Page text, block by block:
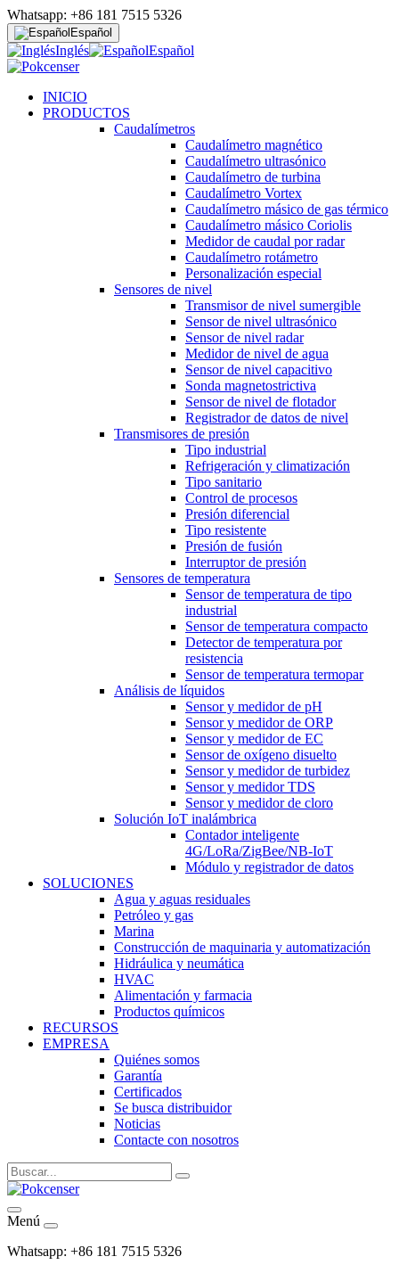
Whatsapp: +86 181 7515 5326
Español
Inglés Español
INICIO
PRODUCTOS
Caudalímetros
Caudalímetro magnético
Caudalímetro ultrasónico
Caudalímetro de turbina
Caudalímetro Vortex
Caudalímetro másico de gas térmico
Caudalímetro másico Coriolis
Medidor de caudal por radar
Caudalímetro rotámetro
Personalización especial
Sensores de nivel
Transmisor de nivel sumergible
Sensor de nivel ultrasónico
Sensor de nivel radar
Medidor de nivel de agua
Sensor de nivel capacitivo
Sonda magnetostrictiva
Sensor de nivel de flotador
Registrador de datos de nivel
Transmisores de presión
Tipo industrial
Refrigeración y climatización
Tipo sanitario
Control de procesos
Presión diferencial
Tipo resistente
Presión de fusión
Interruptor de presión
Sensores de temperatura
Sensor de temperatura de tipo
industrial
Sensor de temperatura compacto
Detector de temperatura por
resistencia
Sensor de temperatura termopar
Análisis de líquidos
Sensor y medidor de pH
Sensor y medidor de ORP
Sensor y medidor de EC
Sensor de oxígeno disuelto
Sensor y medidor de turbidez
Sensor y medidor TDS
Sensor y medidor de cloro
Solución IoT inalámbrica
Contador inteligente
4G/LoRa/ZigBee/NB-IoT
Módulo y registrador de datos
SOLUCIONES
Agua y aguas residuales
Petróleo y gas
Marina
Construcción de maquinaria y automatización
Hidráulica y neumática
HVAC
Alimentación y farmacia
Productos químicos
RECURSOS
EMPRESA
Quiénes somos
Garantía
Certificados
Se busca distribuidor
Noticias
Contacte con nosotros
Menú
Whatsapp: +86 181 7515 5326